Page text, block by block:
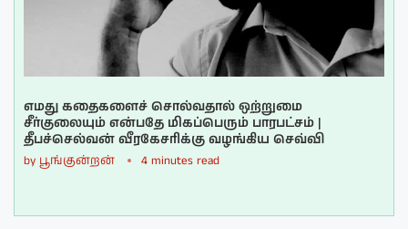
எமது கதைகளைச் சொல்வதால் ஒற்றுமை
சீர்குலையும் என்பதே மிகப்பெரும் பாரபட்சம் |
தீபச்செல்வன் வீரகேசரிக்கு வழங்கிய செவ்வி
by பூங்குன்றன் 4 minutes read